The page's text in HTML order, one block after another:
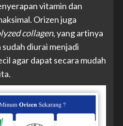
vitamin dan
Orizen juga
collagen, yang artinya
diurai menjadi
agar dapat secara mudah